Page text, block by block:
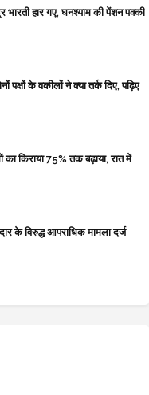
भारती हार गए, घनश्याम की पेंशन पक्की
पक्षों के वकीलों ने क्या तर्क दिए, पढ़िए
किराया 75% तक बढ़ाया, रात में
के विरुद्ध आपराधिक मामला दर्ज